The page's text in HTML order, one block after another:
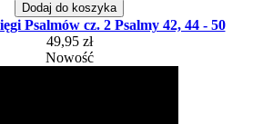
Dodaj do koszyka
Psalmów cz. 2 Psalmy 42, 44 - 50
49,95 zł
Nowość